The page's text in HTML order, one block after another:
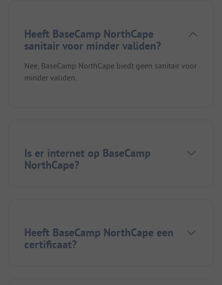
Heeft BaseCamp NorthCape
sanitair voor minder validen?
Nee, BaseCamp NorthCape biedt geen sanitair voor
minder validen.
Is er internet op BaseCamp
NorthCape?
Heeft BaseCamp NorthCape een
certificaat?